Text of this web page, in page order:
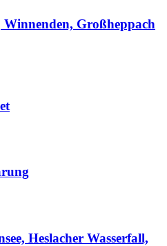
Großheppach
Heslacher Wasserfall,